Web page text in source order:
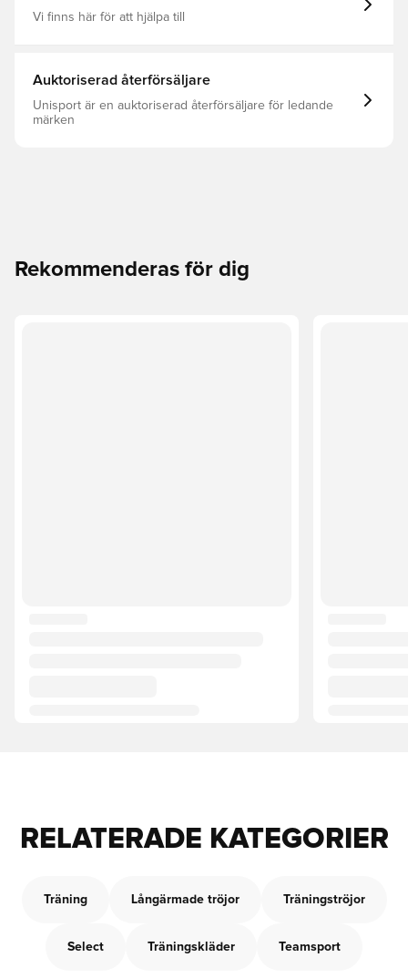
Vi finns här för att hjälpa till
Auktoriserad återförsäljare
Unisport är en auktoriserad återförsäljare för ledande
märken
Rekommenderas för dig
RELATERADE KATEGORIER
Träning Långärmade tröjor Träningströjor
Select Träningskläder Teamsport